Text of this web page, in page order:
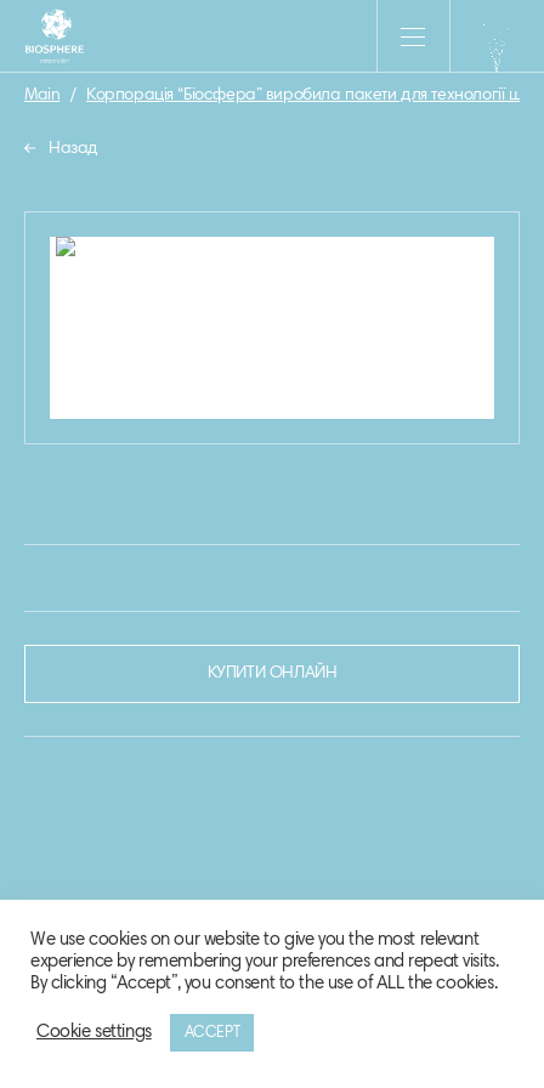
Main / Корпорація “Біосфера” виробила пакети для технології
Назад
КУПИТИ ОНЛАЙН
© 2020-2021 Biosphere Corporation.
We use cookies on our website to give you the most relevant
experience by remembering your preferences and repeat visits.
By clicking “Accept”, you consent to the use of ALL the cookies.
Cookie settings ACCEPT